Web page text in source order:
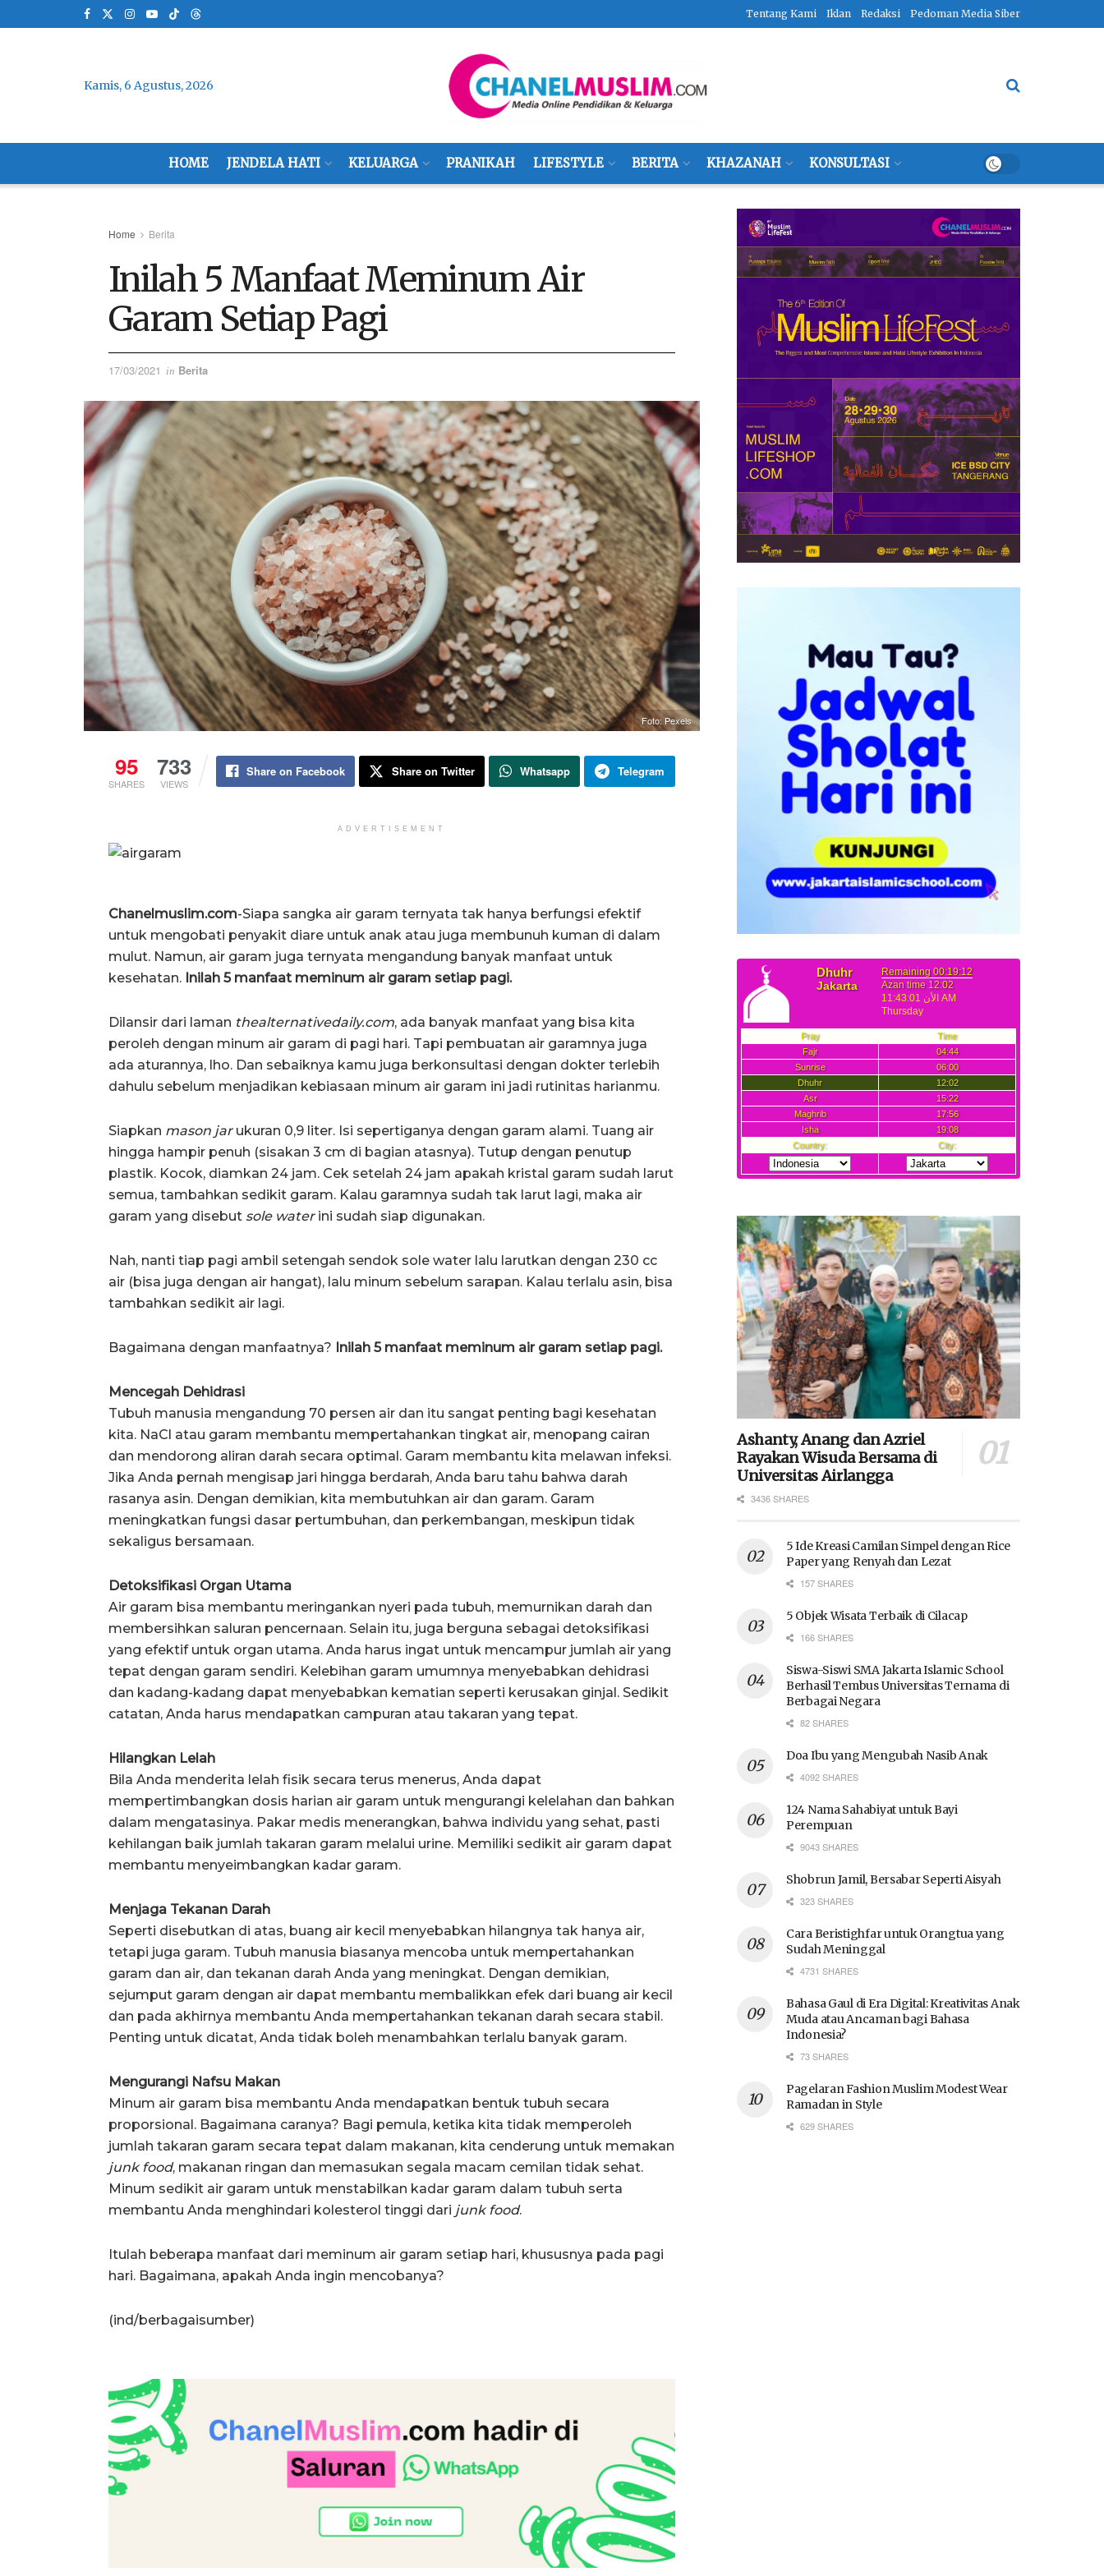
Tentang Kami Iklan Redaksi Pedoman Media Siber
Kamis, 6 Agustus, 2026
HOME JENDELA HATI KELUARGA PRANIKAH LIFESTYLE BERITA KHAZANAH KONSULTASI
Home Berita
Inilah 5 Manfaat Meminum Air
Garam Setiap Pagi
17/03/2021 in Berita
Foto: Pexels
95
SHARES
733
VIEWS
Share on Facebook Share on Twitter Whatsapp Telegram
ADVERTISEMENT
Chanelmuslim.com-Siapa sangka air garam ternyata tak hanya berfungsi efektif
untuk mengobati penyakit diare untuk anak atau juga membunuh kuman di dalam
mulut. Namun, air garam juga ternyata mengandung banyak manfaat untuk
kesehatan. Inilah 5 manfaat meminum air garam setiap pagi.
Dilansir dari laman thealternativedaily.com, ada banyak manfaat yang bisa kita
peroleh dengan minum air garam di pagi hari. Tapi pembuatan air garamnya juga
ada aturannya, lho. Dan sebaiknya kamu juga berkonsultasi dengan dokter terlebih
dahulu sebelum menjadikan kebiasaan minum air garam ini jadi rutinitas harianmu.
Siapkan mason jarukuran 0,9 liter. Isi sepertiganya dengan garam alami. Tuang air
hingga hampir penuh (sisakan 3 cm di bagian atasnya). Tutup dengan penutup
plastik. Kocok, diamkan 24 jam. Cek setelah 24 jam apakah kristal garam sudah larut
semua, tambahkan sedikit garam. Kalau garamnya sudah tak larut lagi, maka air
garam yang disebut sole waterini sudah siap digunakan.
Nah, nanti tiap pagi ambil setengah sendok sole water lalu larutkan dengan 230 cc
air (bisa juga dengan air hangat), lalu minum sebelum sarapan. Kalau terlalu asin, bisa
tambahkan sedikit air lagi.
Bagaimana dengan manfaatnya? Inilah 5 manfaat meminum air garam setiap pagi.
Mencegah Dehidrasi
Tubuh manusia mengandung 70 persen air dan itu sangat penting bagi kesehatan
kita. NaCl atau garam membantu mempertahankan tingkat air, menopang cairan
dan mendorong aliran darah secara optimal. Garam membantu kita melawan infeksi.
Jika Anda pernah mengisap jari hingga berdarah, Anda baru tahu bahwa darah
rasanya asin. Dengan demikian, kita membutuhkan air dan garam. Garam
meningkatkan fungsi dasar pertumbuhan, dan perkembangan, meskipun tidak
sekaligus bersamaan.
Detoksifikasi Organ Utama
Air garam bisa membantu meringankan nyeri pada tubuh, memurnikan darah dan
membersihkan saluran pencernaan. Selain itu, juga berguna sebagai detoksifikasi
yang efektif untuk organ utama. Anda harus ingat untuk mencampur jumlah air yang
tepat dengan garam sendiri. Kelebihan garam umumnya menyebabkan dehidrasi
dan kadang-kadang dapat menyebabkan kematian seperti kerusakan ginjal. Sedikit
catatan, Anda harus mendapatkan campuran atau takaran yang tepat.
Hilangkan Lelah
Bila Anda menderita lelah fisik secara terus menerus, Anda dapat
mempertimbangkan dosis harian air garam untuk mengurangi kelelahan dan bahkan
dalam mengatasinya. Pakar medis menerangkan, bahwa individu yang sehat, pasti
kehilangan baik jumlah takaran garam melalui urine. Memiliki sedikit air garam dapat
membantu menyeimbangkan kadar garam.
Menjaga Tekanan Darah
Seperti disebutkan di atas, buang air kecil menyebabkan hilangnya tak hanya air,
tetapi juga garam. Tubuh manusia biasanya mencoba untuk mempertahankan
garam dan air, dan tekanan darah Anda yang meningkat. Dengan demikian,
sejumput garam dengan air dapat membantu membalikkan efek dari buang air kecil
dan pada akhirnya membantu Anda mempertahankan tekanan darah secara stabil.
Penting untuk dicatat, Anda tidak boleh menambahkan terlalu banyak garam.
Mengurangi Nafsu Makan
Minum air garam bisa membantu Anda mendapatkan bentuk tubuh secara
proporsional. Bagaimana caranya? Bagi pemula, ketika kita tidak memperoleh
jumlah takaran garam secara tepat dalam makanan, kita cenderung untuk memakan
junk food, makanan ringan dan memasukan segala macam cemilan tidak sehat.
Minum sedikit air garam untuk menstabilkan kadar garam dalam tubuh serta
membantu Anda menghindari kolesterol tinggi dari junk food.
Itulah beberapa manfaat dari meminum air garam setiap hari, khususnya pada pagi
hari. Bagaimana, apakah Anda ingin mencobanya?
(ind/berbagaisumber)
Ashanty, Anang dan Azriel
Rayakan Wisuda Bersama di
Universitas Airlangga
3436 SHARES
5 Ide Kreasi Camilan Simpel dengan Rice
Paper yang Renyah dan Lezat
157 SHARES
5 Objek Wisata Terbaik di Cilacap
166 SHARES
Siswa-Siswi SMA Jakarta Islamic School
Berhasil Tembus Universitas Ternama di
Berbagai Negara
82 SHARES
Doa Ibu yang Mengubah Nasib Anak
4092 SHARES
124 Nama Sahabiyat untuk Bayi
Perempuan
9043 SHARES
Shobrun Jamil, Bersabar Seperti Aisyah
323 SHARES
Cara Beristighfar untuk Orangtua yang
Sudah Meninggal
4731 SHARES
Bahasa Gaul di Era Digital: Kreativitas Anak
Muda atau Ancaman bagi Bahasa
Indonesia?
73 SHARES
Pagelaran Fashion Muslim Modest Wear
Ramadan in Style
629 SHARES